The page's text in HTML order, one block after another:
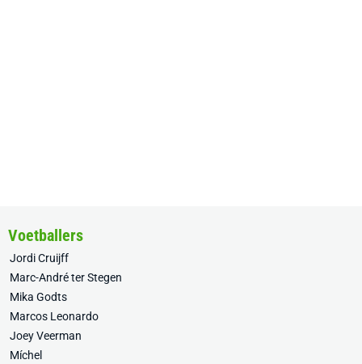
Voetballers
Jordi Cruijff
Marc-André ter Stegen
Mika Godts
Marcos Leonardo
Joey Veerman
Míchel